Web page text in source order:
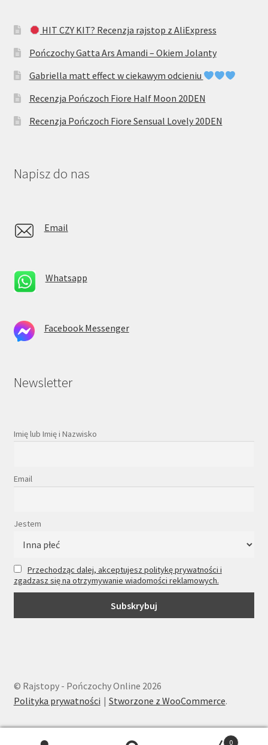
HIT CZY KIT? Recenzja rajstop z AliExpress
Pończochy Gatta Ars Amandi – Okiem Jolanty
Gabriella matt effect w ciekawym odcieniu
Recenzja Pończoch Fiore Half Moon 20DEN
Recenzja Pończoch Fiore Sensual Lovely 20DEN
Napisz do nas
Email
Whatsapp
Facebook Messenger
Newsletter
Imię lub Imię i Nazwisko
Email
Jestem
Przechodząc dalej, akceptujesz politykę prywatności i
zgadzasz się na otrzymywanie wiadomości reklamowych.
© Rajstopy - Pończochy Online 2026
Polityka prywatności
Stworzone z WooCommerce.
0